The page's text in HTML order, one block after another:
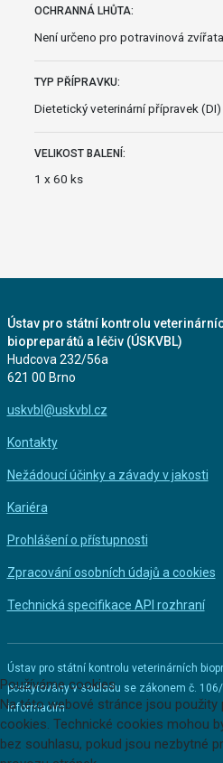
OCHRANNÁ LHŮTA:
Není určeno pro potravinová zvířata.
TYP PŘÍPRAVKU:
Dietetický veterinární přípravek (DI)
VELIKOST BALENÍ:
1 x 60 ks
Ústav pro státní kontrolu
biopreparátů a léčiv (ÚSKVBL)
Hudcova 232/56a
621 00 Brno
uskvbl@uskvbl.cz
Kontakty
Nežádoucí účinky a závady v jakosti
Kariéra
Prohlášení o přístupnosti
Zpracování osobních údajů a cookies
Technická specifikace API rozhraní
Ústav pro státní kontrolu veterinárních
poskytovány v souladu se zákonem č.
informacím
Používáme cookies
Na této webové stránce jsou použity
cookies. Technické cookies mohou
bez souhlasu, pokud jsou nezbytné